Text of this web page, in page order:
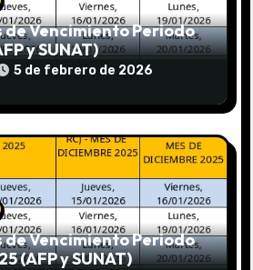
de Vencimiento Periodo
y SUNAT)
5 de febrero de 2026
de Vencimiento Periodo
(AFP y SUNAT)